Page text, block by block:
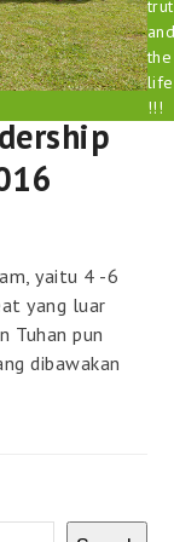
yaitu 4 -6
yang luar
Tuhan pun
dibawakan
the
life
!!!